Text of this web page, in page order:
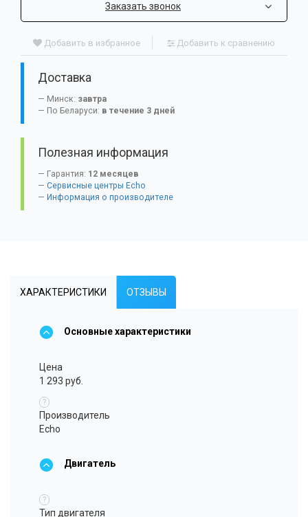
Заказать звонок
Добавить в избранное Добавить к сравнению
Доставка
Минск: завтра
По Беларуси: в течение 3 дней
Полезная информация
Гарантия: 12 месяцев
Сервисные центры Echo
Информация о производителе
ХАРАКТЕРИСТИКИ ОТЗЫВЫ
Основные характеристики
Цена
1 293 руб.
?
Производитель
Echo
Двигатель
?
Тип двигателя